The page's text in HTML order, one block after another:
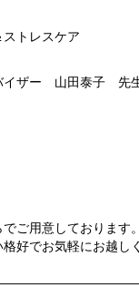
トレスケア
イザー 山田泰子 先
ご用意しております
好でお気軽にお越し